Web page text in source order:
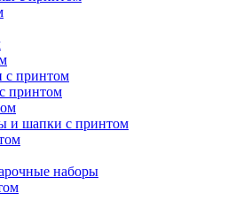
с принтом
принтом
и шапки с принтом
наборы